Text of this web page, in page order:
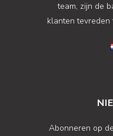
team, zijn de
klanten
Abonneren op